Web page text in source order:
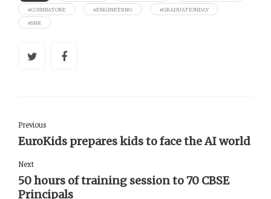
#COIMBATORE
#ENGINEERNG
#GRADUATIONDAY
#SNR
Previous
EuroKids prepares kids to face the AI world
Next
50 hours of training session to 70 CBSE
Principals